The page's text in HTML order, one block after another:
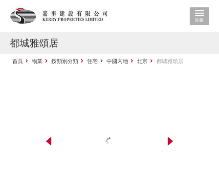
都城雅頌居
首頁 物業 按類別分類 住宅 中國內地 北京 都城雅頌居